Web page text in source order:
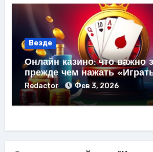
Везде
Онлайн казино: что важно
прежде чем нажать
Redactor Фев 3, 2026